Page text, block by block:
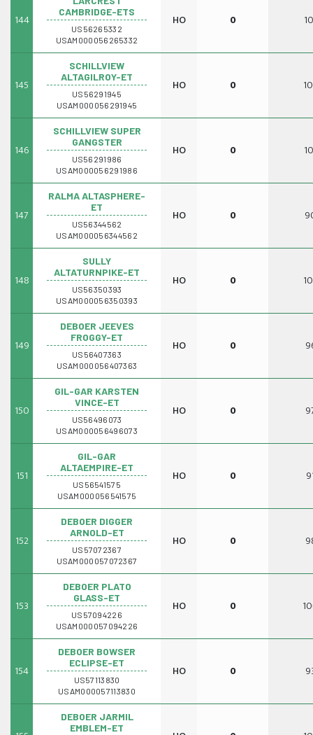
144
CAMBRIDGE-ETS
US56265332
USAM000056265332
HO 0
145
SCHILLVIEW
ALTAGILROY-ET
US56291945
USAM000056291945
HO 0
146
SCHILLVIEW SUPER
GANGSTER
US56291986
USAM000056291986
HO 0
147
RALMA ALTASPHERE-
ET
US56344562
USAM000056344562
HO 0
148
SULLY
ALTATURNPIKE-ET
US56350393
USAM000056350393
HO 0
149
DEBOER JEEVES
FROGGY-ET
US56407363
USAM000056407363
HO 0
150
GIL-GAR KARSTEN
VINCE-ET
US56496073
USAM000056496073
HO 0
151
GIL-GAR
ALTAEMPIRE-ET
US56541575
USAM000056541575
HO 0
152
DEBOER DIGGER
ARNOLD-ET
US57072367
USAM000057072367
HO 0
153
DEBOER PLATO
GLASS-ET
US57094226
USAM000057094226
HO 0
154
DEBOER BOWSER
ECLIPSE-ET
US57113830
USAM000057113830
HO 0
DEBOER JARMIL
EMBLEM-ET